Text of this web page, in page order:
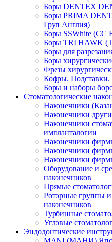
Боры DENTEX
Боры PRIMA
Груп Англия)
Боры SSWhite (СС
Боры TRI HAWK
Боры для
Боры
Фрезы
Кофры. Подставки.
Боры и наборы
Стоматологические
Наконечники
Наконечники
Наконечники
импланталогии
Наконечники
Наконечники
Наконечники
Оборудование и
наконечников
Прямые
Роторные группы и
наконечников
Турбинные
Угловые
Эндодонтические